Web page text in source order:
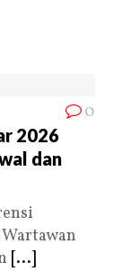
0
2026
dan
[...]